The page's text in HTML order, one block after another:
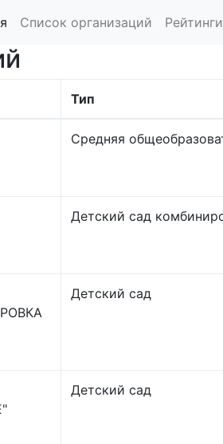
Список организаций Рейтинги
Тип
Средняя
Детский сад
Детский сад
Детский сад